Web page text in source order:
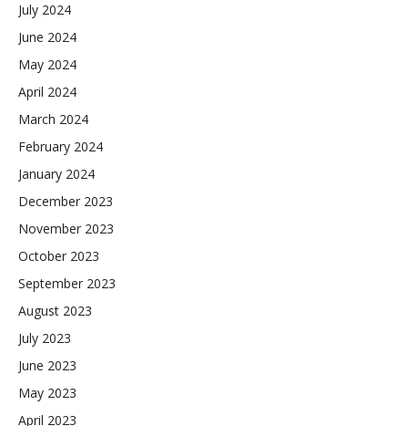
July 2024
June 2024
May 2024
April 2024
March 2024
February 2024
January 2024
December 2023
November 2023
October 2023
September 2023
August 2023
July 2023
June 2023
May 2023
April 2023